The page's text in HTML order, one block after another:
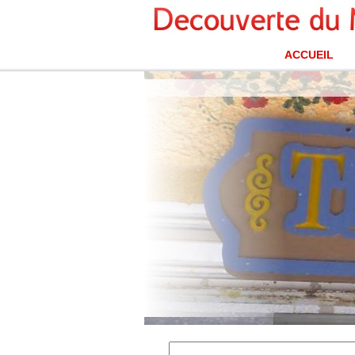
ACCUEIL
Tequileria, Playa del Carmen